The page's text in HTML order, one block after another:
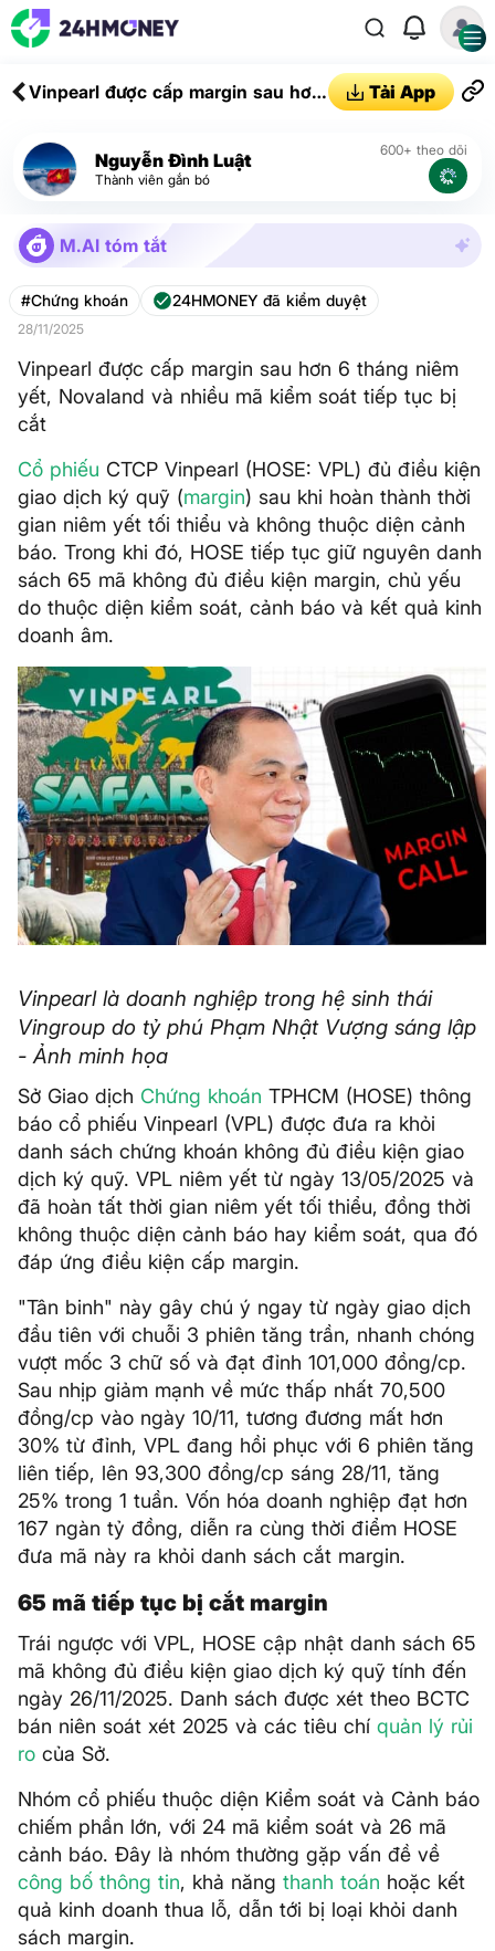
Vinpearl được cấp margin sau hơn
nhiều mã kiểm soát tiếp tục bị cắt
Tải App
Nguyễn Đình Luật
Thành viên gắn bó
600+ theo dõi
M.AI tóm tắt
#Chứng khoán 24HMONEY đã kiểm duyệt
28/11/2025
Vinpearl được cấp margin sau hơn 6 tháng niêm
yết, Novaland và nhiều mã kiểm soát tiếp tục bị
cắt
Cổ phiếu CTCP Vinpearl (HOSE: VPL) đủ điều kiện
giao dịch ký quỹ (margin) sau khi hoàn thành thời
gian niêm yết tối thiểu và không thuộc diện cảnh
báo. Trong khi đó, HOSE tiếp tục giữ nguyên danh
sách 65 mã không đủ điều kiện margin, chủ yếu
do thuộc diện kiểm soát, cảnh báo và kết quả kinh
doanh âm.
Vinpearl là doanh nghiệp trong hệ sinh thái
Vingroup do tỷ phú Phạm Nhật Vượng sáng lập
- Ảnh minh họa
Sở Giao dịch Chứng khoán TPHCM (HOSE) thông
báo cổ phiếu Vinpearl (VPL) được đưa ra khỏi
danh sách chứng khoán không đủ điều kiện giao
dịch ký quỹ. VPL niêm yết từ ngày 13/05/2025 và
đã hoàn tất thời gian niêm yết tối thiểu, đồng thời
không thuộc diện cảnh báo hay kiểm soát, qua đó
đáp ứng điều kiện cấp margin.
"Tân binh" này gây chú ý ngay từ ngày giao dịch
đầu tiên với chuỗi 3 phiên tăng trần, nhanh chóng
vượt mốc 3 chữ số và đạt đỉnh 101,000 đồng/cp.
Sau nhịp giảm mạnh về mức thấp nhất 70,500
đồng/cp vào ngày 10/11, tương đương mất hơn
30% từ đỉnh, VPL đang hồi phục với 6 phiên tăng
liên tiếp, lên 93,300 đồng/cp sáng 28/11, tăng
25% trong 1 tuần. Vốn hóa doanh nghiệp đạt hơn
167 ngàn tỷ đồng, diễn ra cùng thời điểm HOSE
đưa mã này ra khỏi danh sách cắt margin.
65 mã tiếp tục bị cắt margin
Trái ngược với VPL, HOSE cập nhật danh sách 65
mã không đủ điều kiện giao dịch ký quỹ tính đến
ngày 26/11/2025. Danh sách được xét theo BCTC
bán niên soát xét 2025 và các tiêu chí quản lý rủi
ro của Sở.
Nhóm cổ phiếu thuộc diện Kiểm soát và Cảnh báo
chiếm phần lớn, với 24 mã kiểm soát và 26 mã
cảnh báo. Đây là nhóm thường gặp vấn đề về
công bố thông tin, khả năng thanh toán hoặc kết
quả kinh doanh thua lỗ, dẫn tới bị loại khỏi danh
sách margin.